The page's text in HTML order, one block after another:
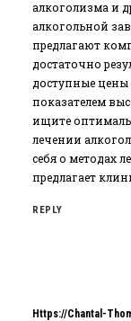
алкоголизма и
алкогольной
предлагают
достаточно
доступные цены
показателем
ищите
лечении
себя о методах
предлагает
REPLY
Https://chantal-